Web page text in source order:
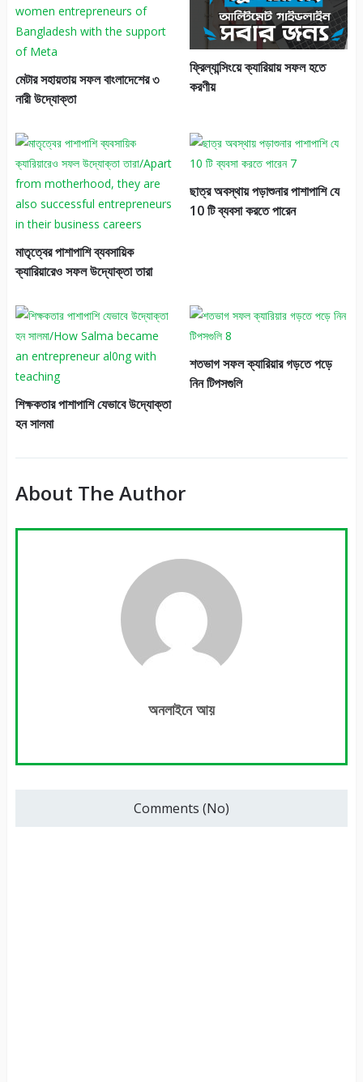
মেটার সহায়তায় সফল বাংলাদেশের ৩
নারী উদ্যোক্তা
ফ্রিল্যান্সিংয়ে ক্যারিয়ায় সফল হতে
করণীয়
মাতৃত্বের পাশাপাশি ব্যবসায়িক
ক্যারিয়ারেও সফল উদ্যোক্তা তারা
ছাত্র অবস্থায় পড়াশুনার পাশাপাশি যে
10 টি ব্যবসা করতে পারেন
শিক্ষকতার পাশাপাশি যেভাবে উদ্যোক্তা
হন সালমা
শতভাগ সফল ক্যারিয়ার গড়তে পড়ে
নিন টিপসগুলি
About The Author
অনলাইনে আয়
Comments (No)